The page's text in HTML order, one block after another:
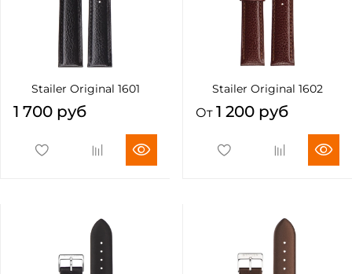
Stailer Original 1601
1 700 руб
Stailer Original 1602
От 1 200 руб